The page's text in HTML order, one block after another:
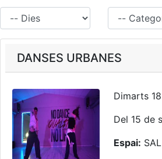
DANSES URBANES
Dimarts
Del 15 de
Espai: